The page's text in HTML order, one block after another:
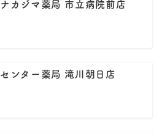
ナカジマ薬局 市立病院前店
センター薬局 滝川朝日店